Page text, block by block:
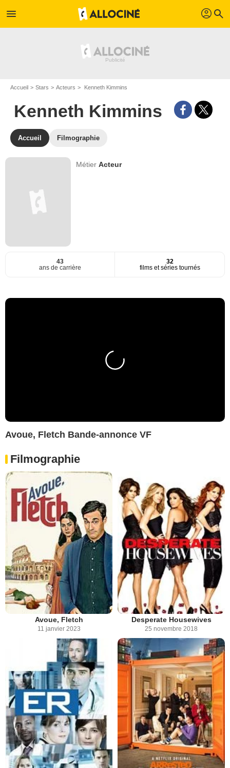
menu profil search
Accueil Stars Acteurs Kenneth Kimmins
Kenneth Kimmins
Accueil Filmographie
MétierActeur
43
ans de carrière
32
films et séries tournés
Avoue, Fletch Bande-annonce VF
Filmographie
Avoue, Fletch
11 janvier 2023
Desperate Housewives
25 novembre 2018